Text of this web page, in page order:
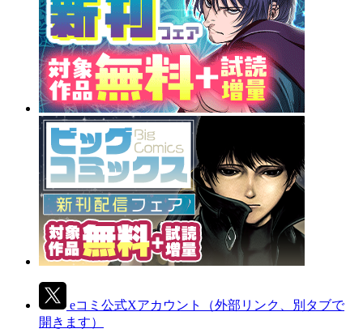
eコミ公式Xアカウント
（外部リンク、別タブで
開きます）